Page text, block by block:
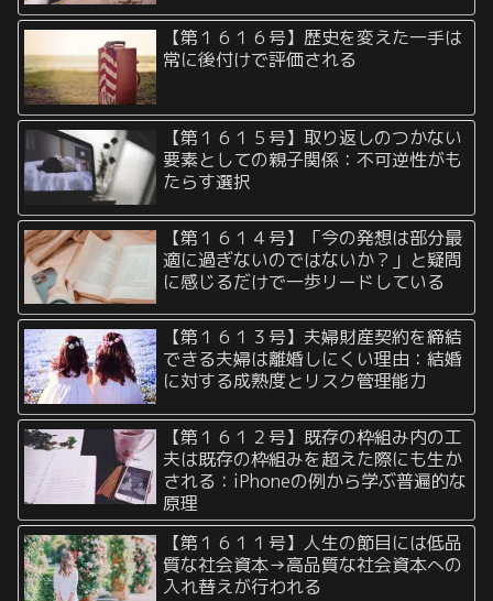
【第１６１６号】歴史を変えた一手は
常に後付けで評価される
【第１６１５号】取り返しのつかない
要素としての親子関係：不可逆性がも
たらす選択
【第１６１４号】「今の発想は部分最
適に過ぎないのではないか？」と疑問
に感じるだけで一歩リードしている
【第１６１３号】夫婦財産契約を締結
できる夫婦は離婚しにくい理由：結婚
に対する成熟度とリスク管理能力
【第１６１２号】既存の枠組み内の工
夫は既存の枠組みを超えた際にも生か
される：iPhoneの例から学ぶ普遍的な
原理
【第１６１１号】人生の節目には低品
質な社会資本→高品質な社会資本への
入れ替えが行われる